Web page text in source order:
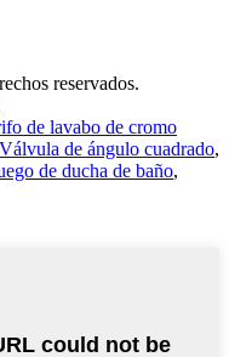
reservados.
de lavabo de cromo
Válvula de ángulo cuadrado,
de ducha de baño,